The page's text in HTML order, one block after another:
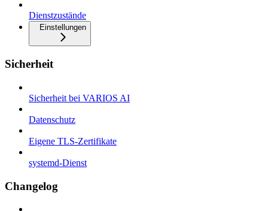
Dienstzustände
Einstellungen
Sicherheit
Sicherheit bei VARIOS AI
Datenschutz
Eigene TLS-Zertifikate
systemd-Dienst
Changelog